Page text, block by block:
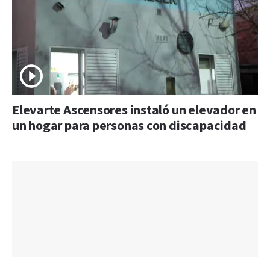
Elevarte Ascensores instaló un elevador en
un hogar para personas con discapacidad